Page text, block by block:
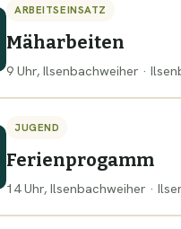
ARBEITSEINSATZ
Mäharbeiten
9 Uhr, Ilsenbachweiher ·
JUGEND
Ferienprogamm
14 Uhr, Ilsenbachweiher ·